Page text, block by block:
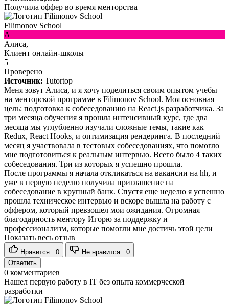
Получила оффер во время менторства
Filimonov School
А
Алиса,
Клиент онлайн-школы
5
Проверено
Источник: Tutortop
Меня зовут Алиса, и я хочу поделиться своим опытом учебы
на менторской программе в Filimonov School. Моя основная
цель: подготовка к собеседованию на React.js разработчика. За
три месяца обучения я прошла интенсивный курс, где два
месяца мы углубленно изучали сложные темы, такие как
Redux, React Hooks, и оптимизация рендеринга. В последний
месяц я участвовала в тестовых собеседованиях, что помогло
мне подготовиться к реальным интервью. Всего было 4 таких
собеседования. Три из которых я успешно прошла.
После программы я начала откликаться на вакансии на hh, и
уже в первую неделю получила приглашение на
собеседование в крупный банк. Спустя еще неделю я успешно
прошла техническое интервью и вскоре вышла на работу с
оффером, который превзошел мои ожидания. Огромная
благодарность ментору Игорю за поддержку и
профессионализм, которые помогли мне достичь этой цели
Показать весь отзыв
Нравится: 0 Не нравится: 0
Ответить
0 комментариев
Нашел первую работу в IT без опыта коммерческой
разработки